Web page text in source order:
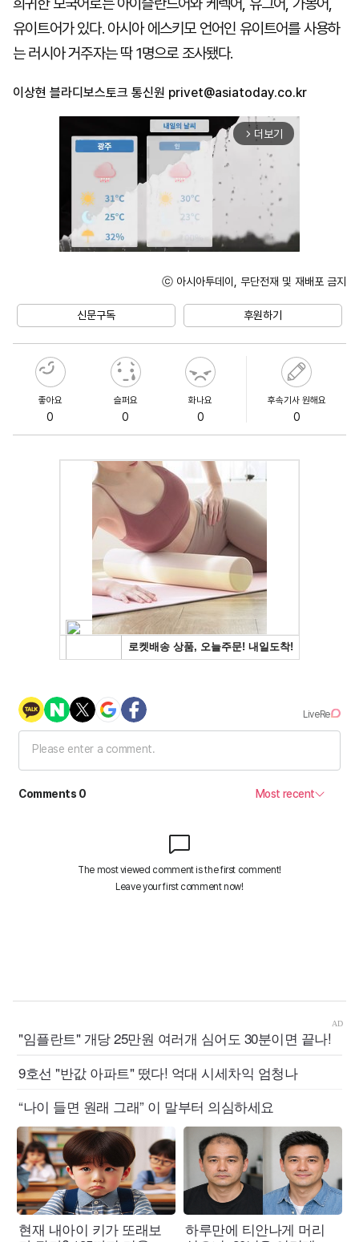
유이트어가 있다. 아시아 에스키모 언어인 유이트어를 사용하
는 러시아 거주자는 딱 1명으로 조사됐다.
이상현 블라디보스토크 통신원 privet@asiatoday.co.kr
arrow_forward_ios 더보기
ⓒ 아시아투데이, 무단전재 및 재배포 금지
신문구독 후원하기
좋아요
0
슬퍼요
0
화나요
0
후속기사 원해요
0